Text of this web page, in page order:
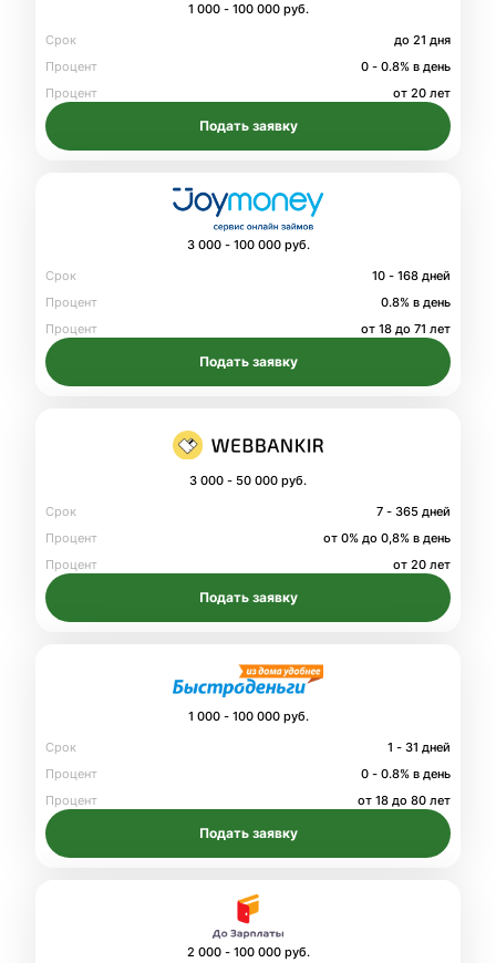
1 000 - 100 000 руб.
Срок
до 21 дня
Процент
0 - 0.8% в день
Процент
от 20 лет
Подать заявку
3 000 - 100 000 руб.
Срок
10 - 168 дней
Процент
0.8% в день
Процент
от 18 до 71 лет
Подать заявку
3 000 - 50 000 руб.
Срок
7 - 365 дней
Процент
от 0% до 0,8% в день
Процент
от 20 лет
Подать заявку
1 000 - 100 000 руб.
Срок
1 - 31 дней
Процент
0 - 0.8% в день
Процент
от 18 до 80 лет
Подать заявку
2 000 - 100 000 руб.